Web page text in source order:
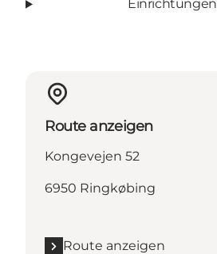
Einrichtungen
Route anzeigen
Kongevejen 52
6950 Ringkøbing
Route anzeigen